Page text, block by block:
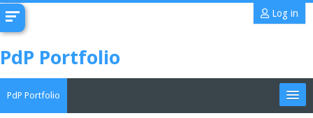
content
Log in
PdP Portfolio
PdP Portfolio